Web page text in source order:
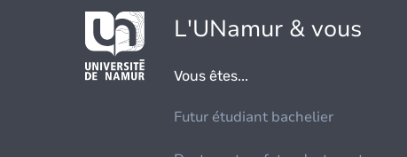
L'UNamur & vous
Vous êtes...
Futur étudiant bachelier